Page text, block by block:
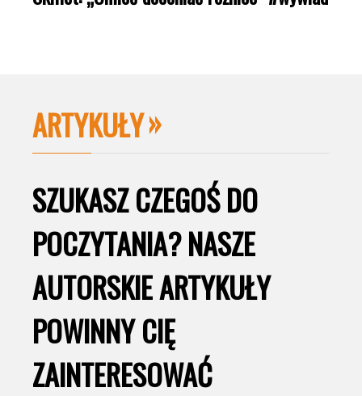
ARTYKUŁY
SZUKASZ CZEGOŚ DO
POCZYTANIA? NASZE
AUTORSKIE ARTYKUŁY
POWINNY CIĘ
ZAINTERESOWAĆ